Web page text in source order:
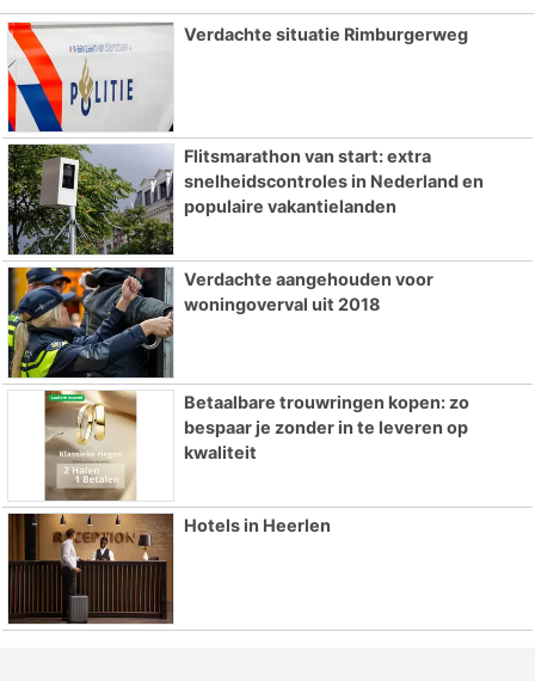
Verdachte situatie Rimburgerweg
Flitsmarathon van start: extra
snelheidscontroles in Nederland en
populaire vakantielanden
Verdachte aangehouden voor
woningoverval uit 2018
Betaalbare trouwringen kopen: zo
bespaar je zonder in te leveren op
kwaliteit
Hotels in Heerlen